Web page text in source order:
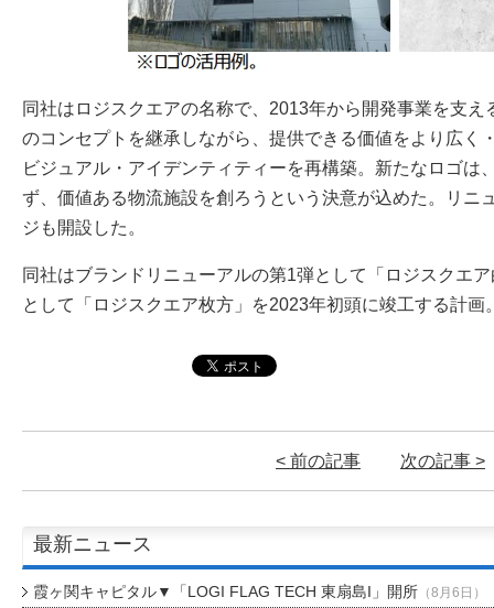
同社はロジスクエアの名称で、2013年から開発事業を支
のコンセプトを継承しながら、提供できる価値をより広く
ビジュアル・アイデンティティーを再構築。新たなロゴは
ず、価値ある物流施設を創ろうという決意が込めた。リニ
ジも開設した。
同社はブランドリニューアルの第1弾として「ロジスクエ
として「ロジスクエア枚方」を2023年初頭に竣工する計画
< 前の記事 次の記事 >
最新ニュース
霞ヶ関キャピタル▼「LOGI FLAG TECH 東扇島I」開所（8月6日）